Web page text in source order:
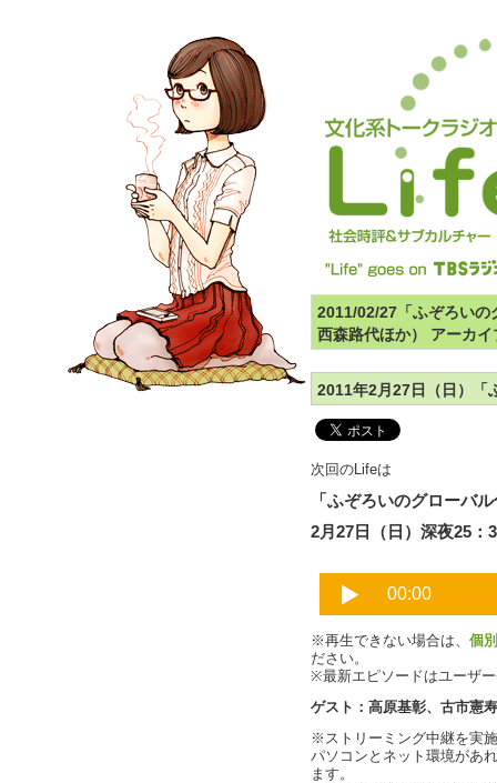
2011/02/27「ふぞろいの
西森路代ほか） アーカイ
2011年2月27日（日）「
次回のLifeは
「ふぞろいのグローバ
2月27日（日）深夜25：
※再生できない場合は、 個
ださい。
※最新エピソードはユーザ
ゲスト：高原基彰、古市憲寿
※ストリーミング中継を実
パソコンとネット環境があ
ます。